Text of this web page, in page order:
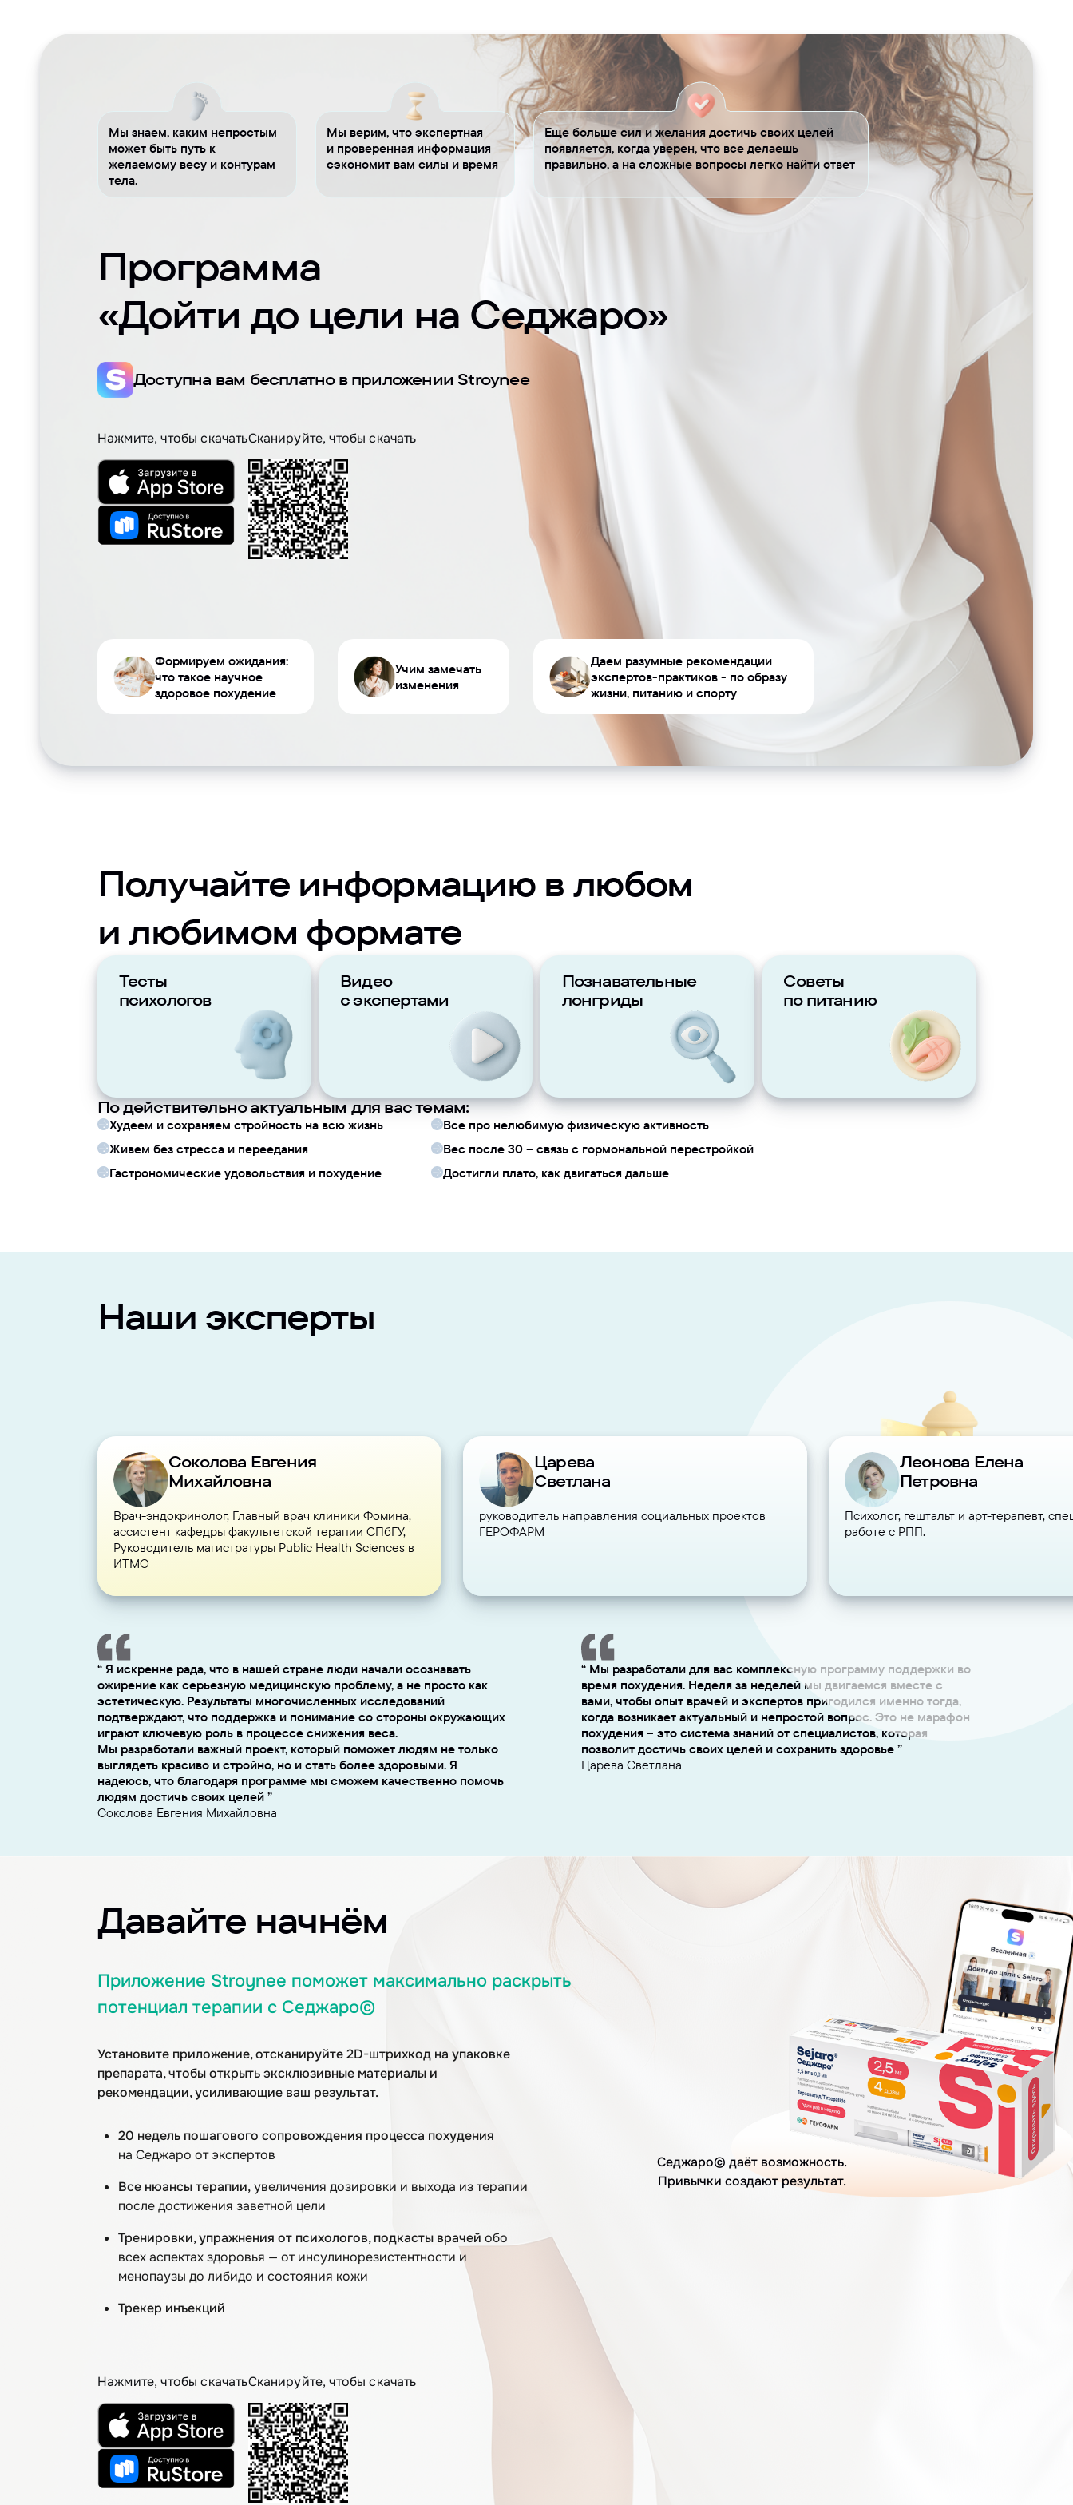
Мы знаем, каким непростым
может быть путь к
желаемому весу и контурам
тела.
Мы верим, что экспертная
и проверенная информация
сэкономит вам силы и время
Еще больше сил и желания достичь своих целей
появляется, когда уверен, что все делаешь
правильно, а на сложные вопросы легко найти ответ
Программа
«Дойти до цели на Седжаро»
Доступна вам бесплатно в приложении Stroynee
Нажмите, чтобы скачатьСканируйте, чтобы скачать
Формируем ожидания:
что такое научное
здоровое похудение
Учим замечать
изменения
Даем разумные рекомендации
экспертов-практиков - по образу
жизни, питанию и спорту
Получайте информацию в любом
и любимом формате
Тесты
психологов
Видео
с экспертами
Познавательные
лонгриды
Советы
по питанию
По действительно актуальным для вас темам:
Худеем и сохраняем стройность на всю жизнь
Живем без стресса и переедания
Гастрономические удовольствия и похудение
Все про нелюбимую физическую активность
Вес после 30 – связь с гормональной перестройкой
Достигли плато, как двигаться дальше
Наши эксперты
Соколова Евгения
Михайловна
Врач-эндокринолог, Главный врач клиники Фомина,
ассистент кафедры факультетской терапии СПбГУ,
Руководитель магистратуры Public Health Sciences в
ИТМО
Царева
Светлана
руководитель направления социальных проектов
ГЕРОФАРМ
Леонова Елена
Петровна
Психолог, гештальт и арт-терапевт,
работе с РПП.
Я искренне рада, что в нашей стране люди начали осознавать
ожирение как серьезную медицинскую проблему, а не просто как
эстетическую. Результаты многочисленных исследований
подтверждают, что поддержка и понимание со стороны окружающих
играют ключевую роль в процессе снижения веса.
Мы разработали важный проект, который поможет людям не только
выглядеть красиво и стройно, но и стать более здоровыми. Я
надеюсь, что благодаря программе мы сможем качественно помочь
людям достичь своих целей
Соколова Евгения Михайловна
Мы разработали для вас комплексную программу поддержки во
время похудения. Неделя за неделей мы двигаемся вместе с
вами, чтобы опыт врачей и экспертов пригодился именно тогда,
когда возникает актуальный и непростой вопрос. Это не марафон
похудения – это система знаний от специалистов, которая
позволит достичь своих целей и сохранить здоровье
Царева Светлана
Давайте начнём
Приложение Stroynee поможет максимально раскрыть
потенциал терапии с Седжаро©
Установите приложение,отсканируйте 2D-штрихкод на упаковке
препарата, чтобыоткрыть эксклюзивные материалы и
рекомендации, усиливающие ваш результат.
20 недель пошагового сопровождения процесса похудения
на Седжаро от экспертов
Все нюансы терапии,увеличения дозировки и выхода из терапии
после достижения заветной цели
Тренировки, упражнения от психологов, подкасты врачей обо
всех аспектах здоровья — от инсулинорезистентности и
менопаузы до либидо и состояния кожи
Трекер инъекций
Нажмите, чтобы скачатьСканируйте, чтобы скачать
Седжаро© даёт возможность.
Привычки создают результат.